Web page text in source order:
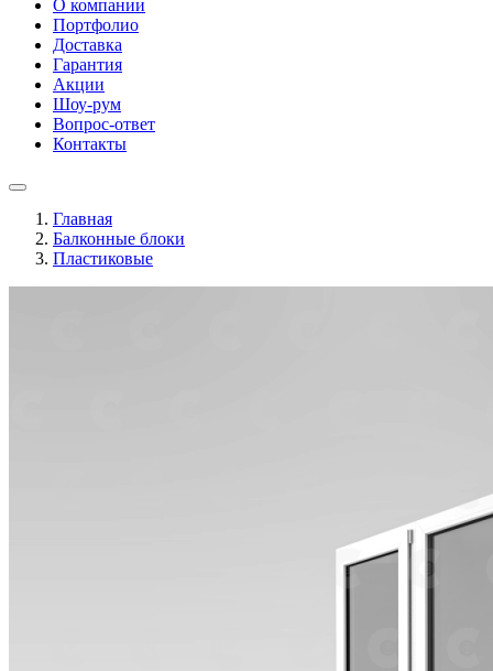
О компании
Портфолио
Доставка
Гарантия
Акции
Шоу-рум
Вопрос-ответ
Контакты
Главная
Балконные блоки
Пластиковые